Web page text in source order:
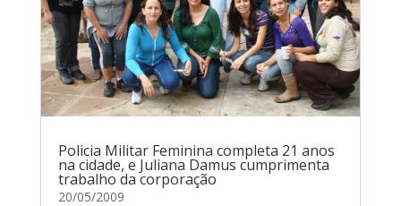
Policia Militar Feminina completa 21 anos
na cidade, e Juliana Damus cumprimenta
trabalho da corporação
20/05/2009